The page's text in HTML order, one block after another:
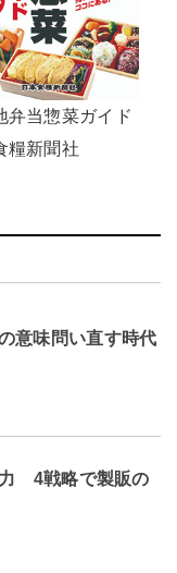
弁当惣菜ガイド
糧新聞社
意味問い直す時代
力 4戦略で製販の